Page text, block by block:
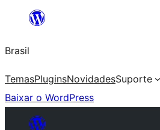
o
conteúdo
Brasil
TemasPluginsNovidadesSuporte
Baixar o WordPress